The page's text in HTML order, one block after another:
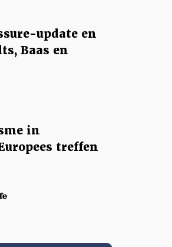
update en
Baas en
in
treffen